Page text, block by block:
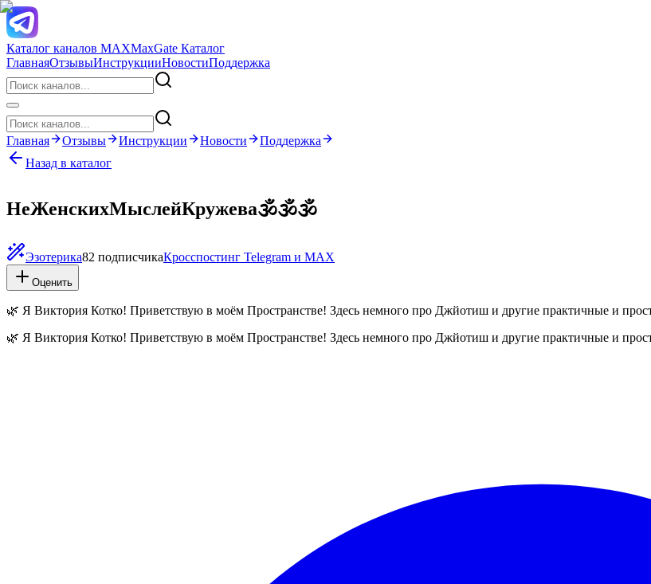
Каталог каналов MAXMaxGate Каталог
ГлавнаяОтзывыИнструкцииНовостиПоддержка
Главная Отзывы Инструкции Новости
Поддержка
Назад в каталог
НеЖенскихМыслейКружева🕉🕉🕉
Эзотерика82 подписчикаКросспостинг Telegram и MAX
Оценить
🌿 Я Виктория Котко! Приветствую в моём Пространстве! Здесь немного про Джйотиш и другие практичные и
🌿 Я Виктория Котко! Приветствую в моём Пространстве! Здесь немного про Джйотиш и другие практичные и